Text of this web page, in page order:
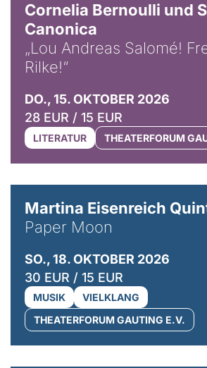
Cornelia Bernoulli und
Canonica
„Lou Andreas Salomé!
Rilke!“
DO., 15. OKTOBER 2026
28 EUR / 15 EUR
LITERATUR THEATERFORUM
Martina Eisenreich
Paper Moon
SO., 18. OKTOBER 2026
30 EUR / 15 EUR
MUSIK
VIELKLANG
THEATERFORUM GAUTING E.V.